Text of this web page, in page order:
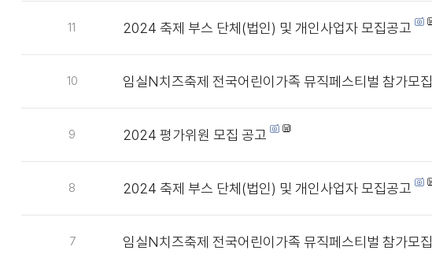
11 2024 축제 부스 단체(법인) 및 개인사업자 모집공고
10 임실N치즈축제 전국어린이가족 뮤직페스티벌 참가모집
9 2024 평가위원 모집 공고
8 2024 축제 부스 단체(법인) 및 개인사업자 모집공고
7 임실N치즈축제 전국어린이가족 뮤직페스티벌 참가모집